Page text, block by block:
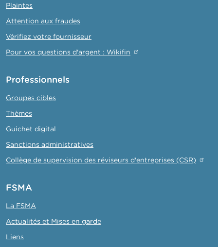
Plaintes
Attention aux fraudes
Vérifiez votre fournisseur
Pour vos questions d'argent : Wikifin
Professionnels
Groupes cibles
Thèmes
Guichet digital
Sanctions administratives
Collège de supervision des réviseurs d'entreprises (CSR)
FSMA
La FSMA
Actualités et Mises en garde
Liens